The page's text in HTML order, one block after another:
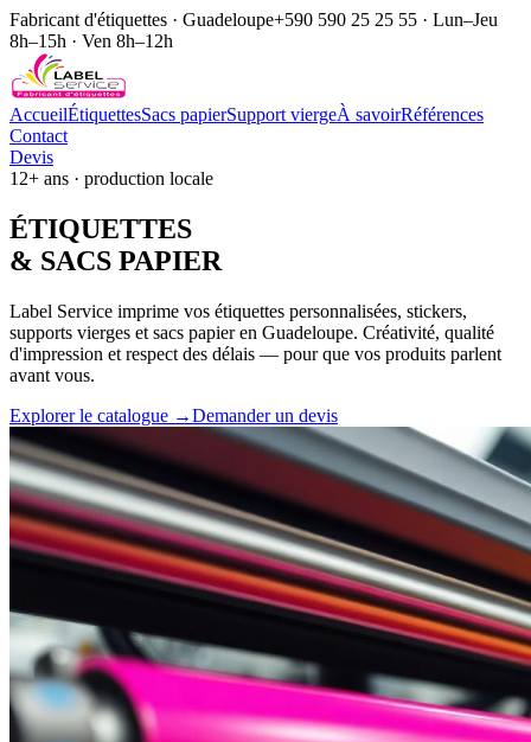
Fabricant d'étiquettes · Guadeloupe+590 590 25 25 55 · Lun–Jeu
8h–15h · Ven 8h–12h
AccueilÉtiquettesSacs papierSupport viergeÀ savoirRéférences
Contact
Devis
12+ ans · production locale
ÉTIQUETTES
& SACS PAPIER
Label Service imprime vos étiquettes personnalisées, stickers,
supports vierges et sacs papier en Guadeloupe. Créativité, qualité
d'impression et respect des délais — pour que vos produits parlent
avant vous.
Explorer le catalogue →Demander un devis